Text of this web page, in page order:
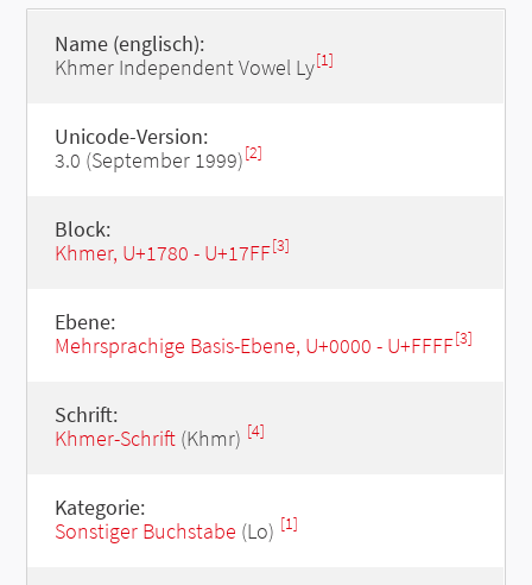
Name (englisch):
Khmer Independent Vowel Ly[1]
Unicode-Version:
3.0 (September 1999)[2]
Block:
Khmer, U+1780 - U+17FF[3]
Ebene:
Mehrsprachige Basis-Ebene, U+0000 - U+FFFF[3]
Schrift:
Khmer-Schrift(Khmr) [4]
Kategorie:
Sonstiger Buchstabe (Lo) [1]